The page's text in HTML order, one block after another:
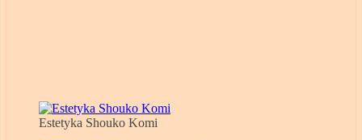
Estetyka Shouko Komi